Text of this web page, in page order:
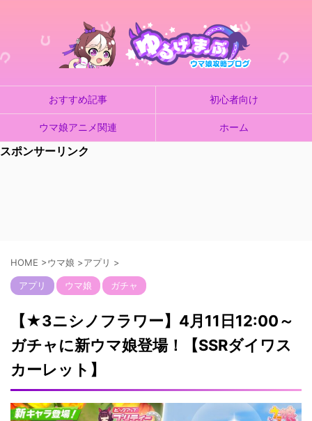
おすすめ記事 初心者向け
ウマ娘アニメ関連 ホーム
スポンサーリンク
HOME >ウマ娘 >アプリ >
アプリ ウマ娘 ガチャ
【★3ニシノフラワー】4月11日12:00～
ガチャに新ウマ娘登場！【SSRダイワス
カーレット】